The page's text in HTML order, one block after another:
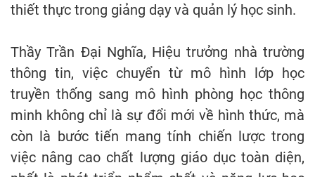
thiết thực trong giảng dạy và quản lý học sinh.
Thầy Trần Đại Nghĩa, Hiệu trưởng nhà trường
thông tin, việc chuyển từ mô hình lớp học
truyền thống sang mô hình phòng học thông
minh không chỉ là sự đổi mới về hình thức, mà
còn là bước tiến mang tính chiến lược trong
việc nâng cao chất lượng giáo dục toàn diện,